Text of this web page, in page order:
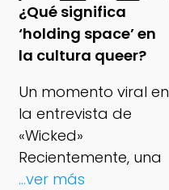
¿Qué significa
‘holding space’ en
la cultura queer?
Un momento viral en
la entrevista de
«Wicked»
Recientemente, una
...ver más